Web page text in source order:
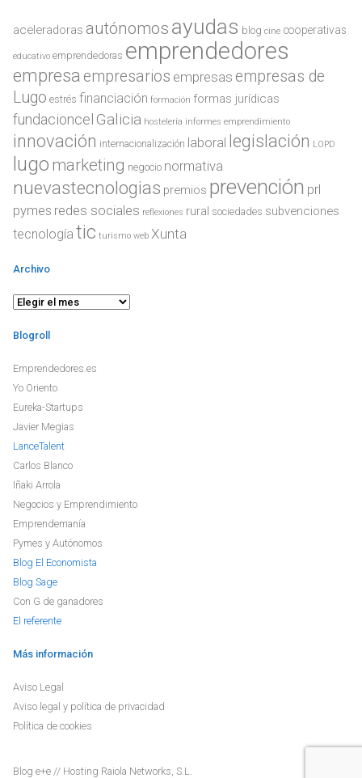
aceleradoras autónomos ayudas blog cine cooperativas
educativo emprendedoras emprendedores
empresa empresarios empresas empresas de
Lugo estrés financiación formación formas jurídicas
fundacioncel Galicia hostelería informes emprendimiento
innovación internacionalización laboral legislación LOPD
lugo marketing negocio normativa
nuevastecnologias premios prevención prl
pymes redes sociales reflexiones rural sociedades subvenciones
tecnología tic turismo web Xunta
Archivo
Archivo
Blogroll
Emprendedores.es
Yo Oriento
Eureka-Startups
Javier Megias
LanceTalent
Carlos Blanco
Iñaki Arrola
Negocios y Emprendimiento
Emprendemanía
Pymes y Autónomos
Blog El Economista
Blog Sage
Con G de ganadores
El referente
Más información
Aviso Legal
Aviso legal y política de privacidad
Política de cookies
Blog e+e // Hosting Raiola Networks, S.L.